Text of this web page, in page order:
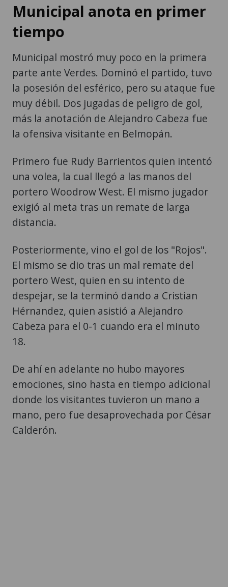
Municipal anota en primer
tiempo
Municipal mostró muy poco en la primera
parte ante Verdes. Dominó el partido, tuvo
la posesión del esférico, pero su ataque fue
muy débil. Dos jugadas de peligro de gol,
más la anotación de Alejandro Cabeza fue
la ofensiva visitante en Belmopán.
Primero fue Rudy Barrientos quien intentó
una volea, la cual llegó a las manos del
portero Woodrow West. El mismo jugador
exigió al meta tras un remate de larga
distancia.
Posteriormente, vino el gol de los "Rojos".
El mismo se dio tras un mal remate del
portero West, quien en su intento de
despejar, se la terminó dando a Cristian
Hérnandez, quien asistió a Alejandro
Cabeza para el 0-1 cuando era el minuto
18.
De ahí en adelante no hubo mayores
emociones, sino hasta en tiempo adicional
donde los visitantes tuvieron un mano a
mano, pero fue desaprovechada por César
Calderón.